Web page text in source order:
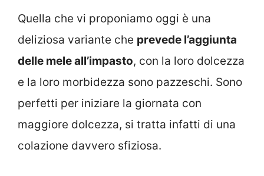
Quella che vi proponiamo oggi è una
deliziosa variante che prevede l’aggiunta
delle mele all’impasto, con la loro dolcezza
e la loro morbidezza sono pazzeschi. Sono
perfetti per iniziare la giornata con
maggiore dolcezza, si tratta infatti di una
colazione davvero sfiziosa.